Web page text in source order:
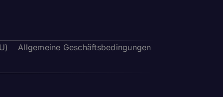
Allgemeine Geschäftsbedingungen